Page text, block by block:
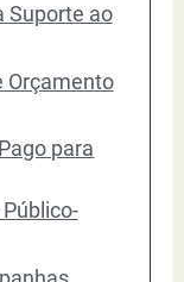
Suporte ao
Orçamento
para